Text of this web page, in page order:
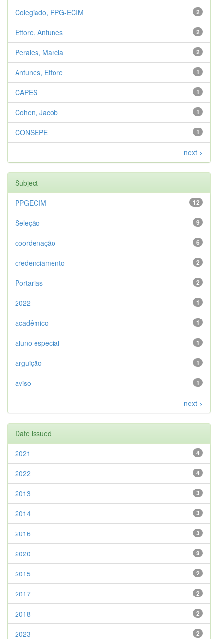
2
Colegiado, PPG-ECIM
2
Ettore, Antunes
2
Perales, Marcia
1
Antunes, Ettore
1
CAPES
1
Cohen, Jacob
1
CONSEPE
next >
Subject
12
PPGECIM
9
Seleção
6
coordenação
2
credenciamento
2
Portarias
1
2022
1
acadêmico
1
aluno especial
1
arguição
1
aviso
next >
Date issued
4
2021
4
2022
3
2013
3
2014
3
2016
3
2020
2
2015
2
2017
2
2018
2
2023